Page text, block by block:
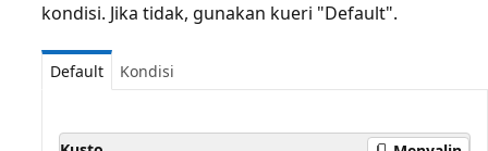
kondisi. Jika tidak, gunakan kueri "Default".
Default Kondisi